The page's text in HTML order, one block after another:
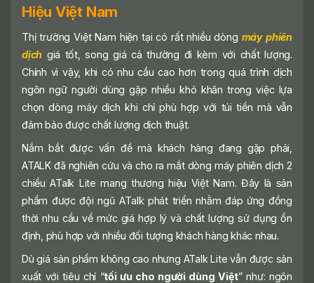
Hiệu Việt Nam
Thị trường Việt Nam hiện tại có rất nhiều dòng máy phiên
dịch giá tốt, song giá cả thường đi kèm với chất lượng.
Chính vì vậy, khi có nhu cầu cao hơn trong quá trình dịch
ngôn ngữ người dùng gặp nhiều khó khăn trong việc lựa
chọn dòng máy dịch khi chỉ phù hợp với túi tiền mà vẫn
đảm bảo được chất lượng dịch thuật.
Nắm bắt được vấn đề mà khách hàng đang gặp phải,
ATALK đã nghiên cứu và cho ra mắt dòng máy phiên dịch 2
chiều ATalk Lite mang thương hiệu Việt Nam. Đây là sản
phẩm được đội ngũ ATalk phát triển nhằm đáp ứng đồng
thời nhu cầu về mức giá hợp lý và chất lượng sử dụng ổn
định, phù hợp với nhiều đối tượng khách hàng khác nhau.
Dù giá sản phẩm không cao nhưng ATalk Lite vẫn được sản
xuất với tiêu chí “tối ưu cho người dùng Việt” như: ngôn